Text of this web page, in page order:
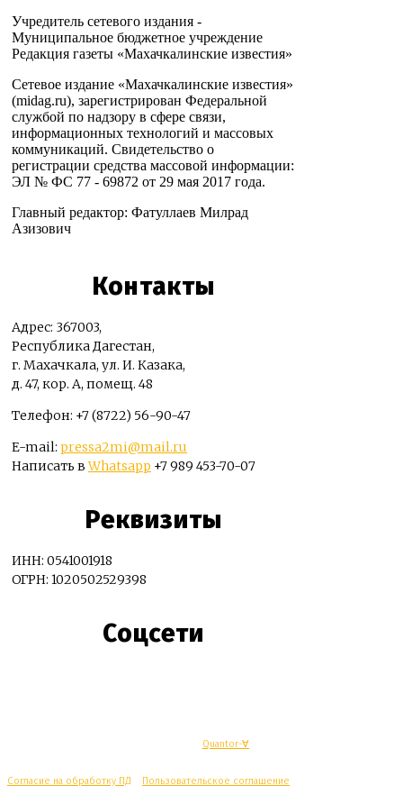
Учредитель сетевого издания -
Муниципальное бюджетное учреждение
Редакция газеты «Махачкалинские известия»
Сетевое издание «Махачкалинские известия»
(midag.ru), зарегистрирован Федеральной
службой по надзору в сфере связи,
информационных технологий и массовых
коммуникаций. Свидетельство о
регистрации средства массовой информации:
ЭЛ № ФС 77 - 69872 от 29 мая 2017 года.
Главный редактор: Фатуллаев Милрад
Азизович
Контакты
Адрес: 367003,
Республика Дагестан,
г. Махачкала, ул. И. Казака,
д. 47, кор. А, помещ. 48
Телефон: +7 (8722) 56-90-47
E-mail: pressa2mi@mail.ru
Написать вWhatsapp +7 989 453-70-07
Реквизиты
ИНН: 0541001918
ОГРН: 1020502529398
Соцсети
Quantor-∀
Согласие на обработку ПД Пользовательское соглашение